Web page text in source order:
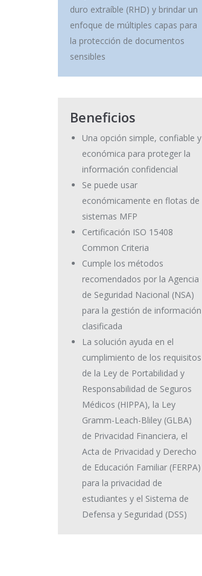
duro extraíble (RHD) y brindar un
enfoque de múltiples capas para
la protección de documentos
sensibles
Beneficios
Una opción simple, confiable y
económica para proteger la
información confidencial
Se puede usar
económicamente en flotas de
sistemas MFP
Certificación ISO 15408
Common Criteria
Cumple los métodos
recomendados por la Agencia
de Seguridad Nacional (NSA)
para la gestión de información
clasificada
La solución ayuda en el
cumplimiento de los requisitos
de la Ley de Portabilidad y
Responsabilidad de Seguros
Médicos (HIPPA), la Ley
Gramm-Leach-Bliley (GLBA)
de Privacidad Financiera, el
Acta de Privacidad y Derecho
de Educación Familiar (FERPA)
para la privacidad de
estudiantes y el Sistema de
Defensa y Seguridad (DSS)